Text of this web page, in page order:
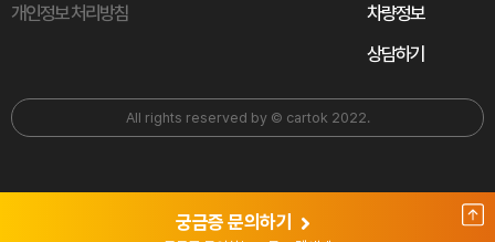
개인정보 처리방침
차량정보
상담하기
All rights reserved by © cartok 2022.
궁금증 문의하기